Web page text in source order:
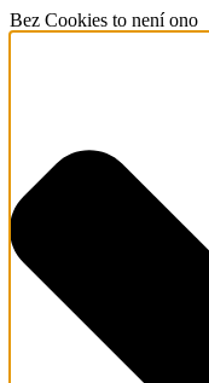
Bez Cookies to není ono